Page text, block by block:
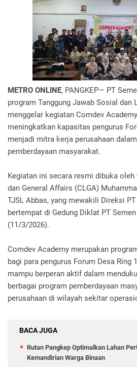
METRO ONLINE, PANGKEP— PT
program Tanggung Jawab Sosial dan
menggelar kegiatan Comdev
meningkatkan kapasitas pengurus
menjadi mitra kerja perusahaan
pemberdayaan masyarakat.
Kegiatan ini secara resmi dibuka oleh
dan General Affairs (CLGA)
TJSL Abbas, yang mewakili Direksi
bertempat di Gedung Diklat PT
(11/3/2026).
Comdev Academy merupakan
bagi para pengurus Forum Desa Ring
mampu berperan aktif dalam
berbagai program pemberdayaan
perusahaan di wilayah sekitar
BACA JUGA
Rutan Pangkep Optimalkan Lahan
Kemandirian Warga Binaan